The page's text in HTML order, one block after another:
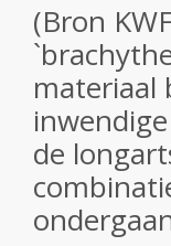
(Bron
materiaal
de